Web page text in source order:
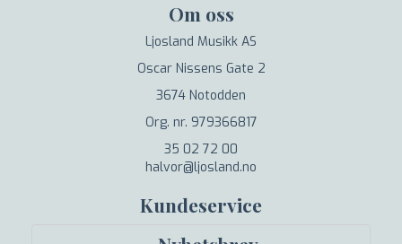
Om oss
Ljosland Musikk AS
Oscar Nissens Gate 2
3674 Notodden
Org. nr. 979366817
35 02 72 00
halvor@ljosland.no
Kundeservice